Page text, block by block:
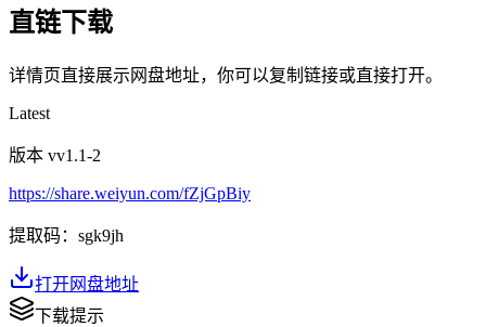
直链下载
详情页直接展示网盘地址，你可以复制链接或直接打开。
Latest
版本 vv1.1-2
https://share.weiyun.com/fZjGpBiy
提取码： sgk9jh
打开网盘地址
下载提示